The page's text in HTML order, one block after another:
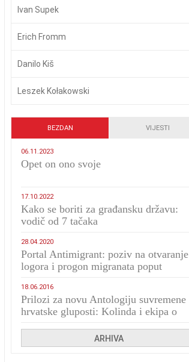
Ivan Supek
Erich Fromm
Danilo Kiš
Leszek Kołakowski
BEZDAN VIJESTI
06.11.2023
​Opet on ono svoje
17.10.2022
Kako se boriti za građansku državu:
vodič od 7 tačaka
28.04.2020
Portal Antimigrant: poziv na otvaranje
logora i progon migranata poput
18.06.2016
Prilozi za novu Antologiju suvremene
hrvatske gluposti: Kolinda i ekipa o
ARHIVA